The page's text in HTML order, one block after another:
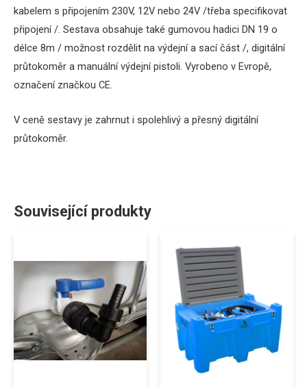
kabelem s připojením 230V, 12V nebo 24V /třeba specifikovat
připojení /. Sestava obsahuje také gumovou hadici DN 19 o
délce 8m / možnost rozdělit na výdejní a sací část /, digitální
průtokoměr a manuální výdejní pistoli. Vyrobeno v Evropě,
označení značkou CE.
V ceně sestavy je zahrnut i spolehlivý a přesný digitální
průtokoměr.
Související produkty